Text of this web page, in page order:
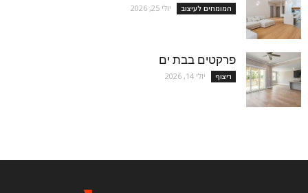
המומחים לעיצוב יולי 25, 2026
פרקטים בבת ים
ריצוף יולי 14, 2026